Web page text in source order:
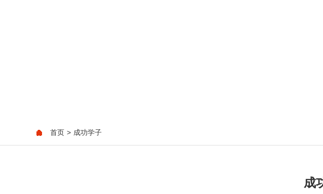
首页 > 成功学子
成